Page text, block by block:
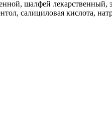
шалфей
салициловая кислота,